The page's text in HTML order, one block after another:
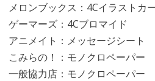
メロンブックス：4Cイラストカ
ゲーマーズ：4Cブロマイド
アニメイト：メッセージシート
こみらの！：モノクロペーパー
一般協力店：モノクロペーパー